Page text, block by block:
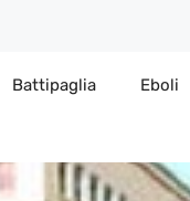
Battipaglia Eboli